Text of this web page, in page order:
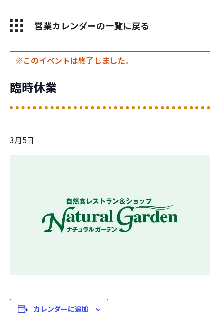
営業カレンダーの一覧に戻る
このイベントは終了しました。
臨時休業
3月5日
カレンダーに追加